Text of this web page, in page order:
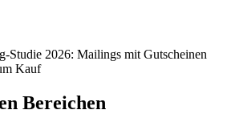
Studie 2026: Mailings mit Gutscheinen
Kauf
Bereichen